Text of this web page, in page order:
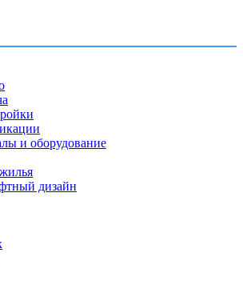
и оборудование
дизайн